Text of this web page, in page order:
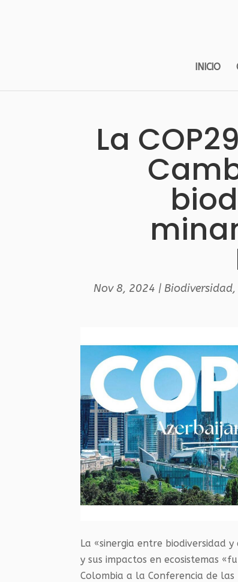
INICIO
La
Nov 8, 2024 | Biodiversidad,
La «sinergia entre biodiversidad
y sus impactos en ecosistemas
Colombia a la Conferencia de las